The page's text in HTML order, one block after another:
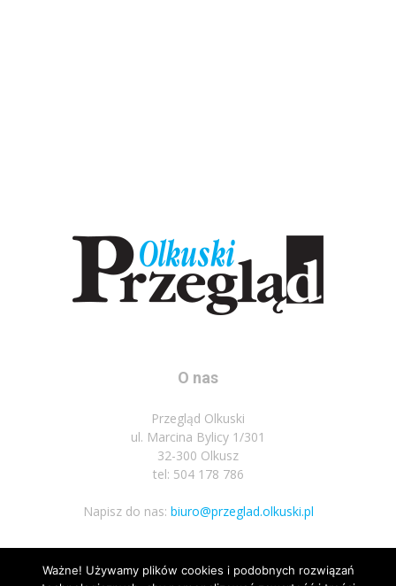
O nas
Przegląd Olkuski
ul. Marcina Bylicy 1/301
32-300 Olkusz
tel: 504 178 786
Napisz do nas: biuro@przeglad.olkuski.pl
Podążaj za nami
Ważne! Używamy plików cookies i podobnych rozwiązań